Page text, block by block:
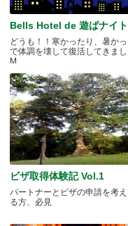
Bells Hotel de 遊ばナイト
どうも！！寒かったり、暑かっ
で体調を壊して復活してきま
M.....
ビザ取得体験記 Vol.1
パートナーとビザの申請を考
る方、必見